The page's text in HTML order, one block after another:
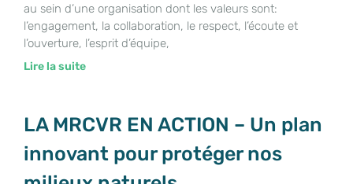
au sein d’une organisation dont les valeurs sont:
l’engagement, la collaboration, le respect, l’écoute et
l’ouverture, l’esprit d’équipe,
Lire la suite
LA MRCVR EN ACTION – Un plan
innovant pour protéger nos